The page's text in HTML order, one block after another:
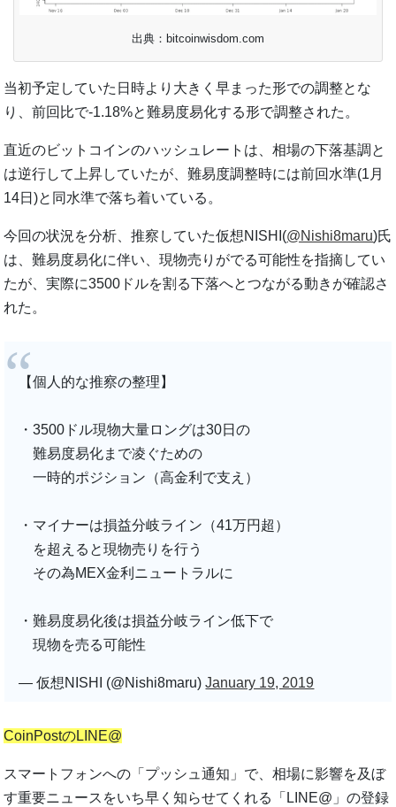
出典：bitcoinwisdom.com
当初予定していた日時より大きく早まった形での調整とな
り、前回比で-1.18%と難易度易化する形で調整された。
直近のビットコインのハッシュレートは、相場の下落基調と
は逆行して上昇していたが、難易度調整時には前回水準(1月
14日)と同水準で落ち着いている。
今回の状況を分析、推察していた仮想NISHI(@Nishi8maru)氏
は、難易度易化に伴い、現物売りがでる可能性を指摘してい
たが、実際に3500ドルを割る下落へとつながる動きが確認さ
れた。
【個人的な推察の整理】
・3500ドル現物大量ロングは30日の
難易度易化まで凌ぐための
一時的ポジション（高金利で支え）
・マイナーは損益分岐ライン（41万円超）
を超えると現物売りを行う
その為MEX金利ニュートラルに
・難易度易化後は損益分岐ライン低下で
現物を売る可能性
— 仮想NISHI (@Nishi8maru)January 19, 2019
CoinPostのLINE@
スマートフォンへの「プッシュ通知」で、相場に影響を及ぼ
す重要ニュースをいち早く知らせてくれる「LINE@」の登録